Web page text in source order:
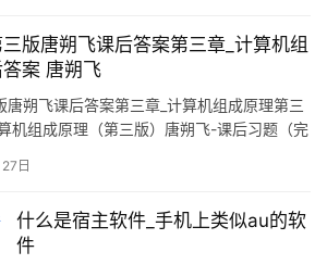
版唐朔飞课后答案第三章_计算机组
案 唐朔飞
唐朔飞课后答案第三章_计算机组成原理第三
机组成原理（第三版）唐朔飞-课后习题（完
硬件组成框图_蓝净云的博客-CSDN博客第
日
什么是宿主软件_手机上类似au的软
件